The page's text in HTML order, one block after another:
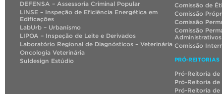
DEFENSA – Assessoria Criminal Popular
LINSE – Inspeção de Eficiência Energética em
Edificações
LabUrb – Urbanismo
LIPOA – Inspeção de Leite e Derivados
Laboratório Regional de Diagnósticos – Veterinária
Oncologia Veterinária
Suldesign Estúdio
Comissão de
Comissão
Comissão
Comissão
Administrativos
Comissão
PRÓ-REITORIAS
Pró-Reitoria
Pró-Reitoria
Pró-Reitoria